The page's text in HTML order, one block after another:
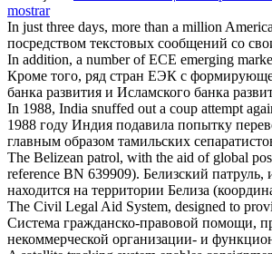
mostrar
In just three days, more than a million
посредством текстовых сообщений со
In addition, a number of ECE emerging
Кроме того, ряд стран ЕЭК с
банка развития и Исламского банка
In 1988, India snuffed out a coup attempt
1988 году Индия подавила попытку
главным образом тамильских
The Belizean patrol, with the aid ofglobal
reference BN 639909). Белизский патруль,
находится на территории Белиза
The Civil Legal Aid System, designed to
Система гражданско-правовой помощи,
некоммерческой организации- и